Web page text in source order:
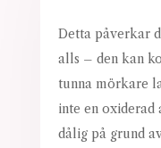
Detta påverkar
alls – den kan
tunna mörkare
inte en
dålig på grund